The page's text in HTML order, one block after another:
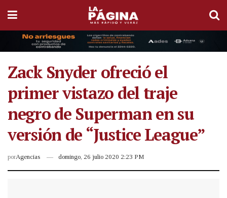
Zack Snyder ofreció el
primer vistazo del traje
negro de Superman en su
versión de “Justice League”
porAgencias domingo, 26 julio 2020 2:23 PM